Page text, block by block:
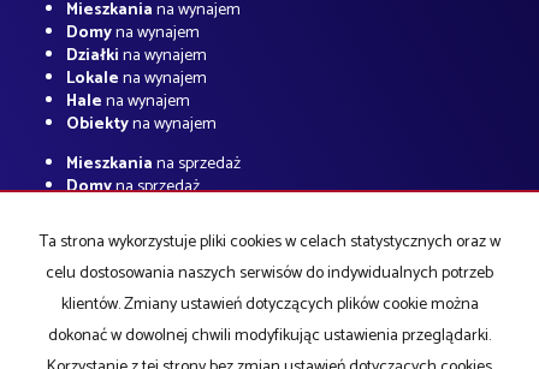
Mieszkaniana wynajem
Domyna wynajem
Działkina wynajem
Lokalena wynajem
Halena wynajem
Obiektyna wynajem
Mieszkaniana sprzedaż
Domyna sprzedaż
Lokalena sprzedaż
Halena sprzedaż
Obiektyna sprzedaż
Strona główna O firmie notatnik Kup Sprzedaj Kredyty Kontakt
Ta strona wykorzystuje pliki cookies w celach statystycznych oraz w
celu dostosowania naszych serwisów do indywidualnych potrzeb
klientów. Zmiany ustawień dotyczących plików cookie można
dokonać w dowolnej chwili modyfikując ustawienia przeglądarki.